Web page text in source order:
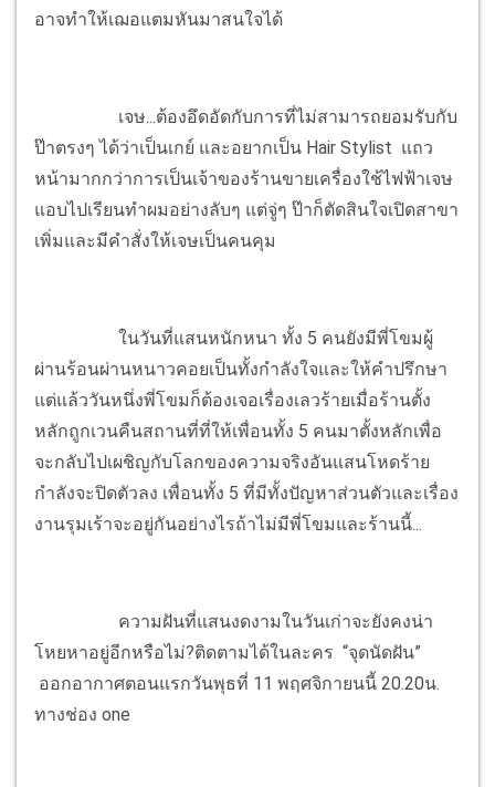
อาจทำให้เฌอแตมหันมาสนใจได้
เจษ...ต้องอึดอัดกับการที่ไม่สามารถยอมรับกับ
ป๊าตรงๆ ได้ว่าเป็นเกย์ และอยากเป็น Hair Stylist แถว
หน้ามากกว่าการเป็นเจ้าของร้านขายเครื่องใช้ไฟฟ้าเจษ
แอบไปเรียนทำผมอย่างลับๆ แต่จู่ๆ ป๊าก็ตัดสินใจเปิดสาขา
เพิ่มและมีคำสั่งให้เจษเป็นคนคุม
ในวันที่แสนหนักหนา ทั้ง 5 คนยังมีพี่โขมผู้
ผ่านร้อนผ่านหนาวคอยเป็นทั้งกำลังใจและให้คำปรึกษา
แต่แล้ววันหนึ่งพี่โขมก็ต้องเจอเรื่องเลวร้ายเมื่อร้านตั้ง
หลักถูกเวนคืนสถานที่ที่ให้เพื่อนทั้ง 5 คนมาตั้งหลักเพื่อ
จะกลับไปเผชิญกับโลกของความจริงอันแสนโหดร้าย
กำลังจะปิดตัวลง เพื่อนทั้ง 5 ที่มีทั้งปัญหาส่วนตัวและเรื่อง
งานรุมเร้าจะอยู่กันอย่างไรถ้าไม่มีพี่โขมและร้านนี้...
ความฝันที่แสนงดงามในวันเก่าจะยังคงน่า
โหยหาอยู่อีกหรือไม่?ติดตามได้ในละคร “จุดนัดฝัน”
ออกอากาศตอนแรกวันพุธที่ 11 พฤศจิกายนนี้ 20.20น.
ทางช่อง one